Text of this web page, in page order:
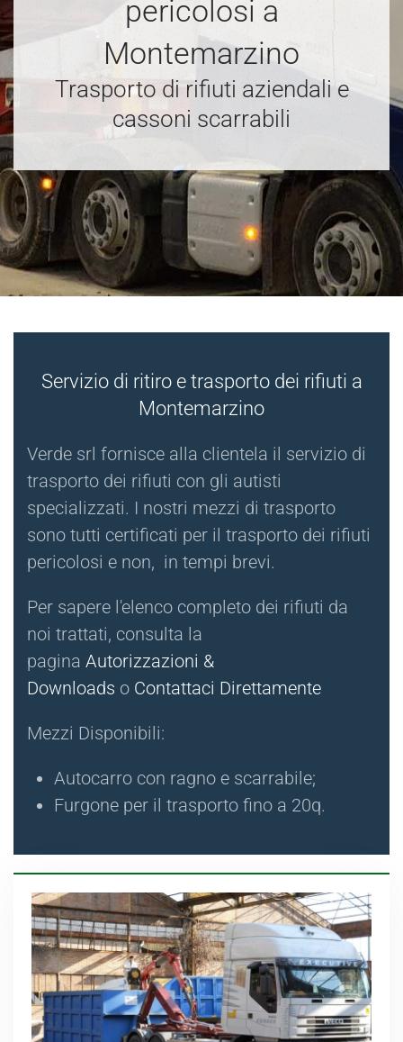
pericolosi a
Montemarzino
Trasporto di rifiuti aziendali e
cassoni scarrabili
Servizio di ritiro e trasporto dei rifiuti a
Montemarzino
Verde srl fornisce alla clientela il servizio di
trasporto dei rifiuti con gli autisti
specializzati. I nostri mezzi di trasporto
sono tutti certificati per il trasporto dei rifiuti
pericolosi e non, in tempi brevi.
Per sapere l'elenco completo dei rifiuti da
noi trattati, consulta la
pagina Autorizzazioni &
Downloads o Contattaci Direttamente
Mezzi Disponibili:
Autocarro con ragno e scarrabile;
Furgone per il trasporto fino a 20q.